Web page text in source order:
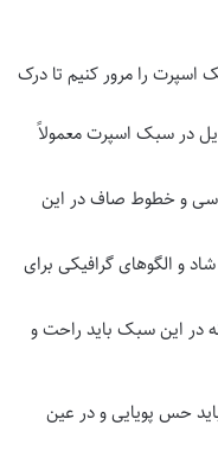
اسپرت را مرور کنیم تا درک
در سبک اسپرت معمولاً
و خطوط صاف در این
و الگوهای گرافیکی برای
در این سبک باید راحت و
حس پویایی و در عین